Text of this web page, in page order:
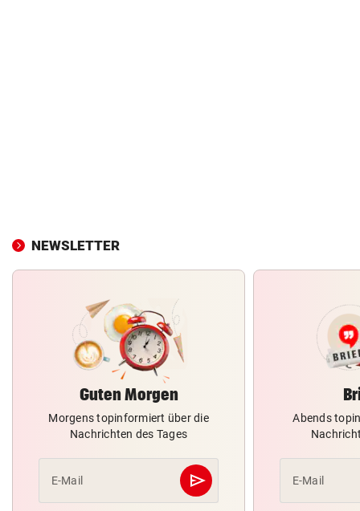
NEWSLETTER
Guten Morgen
Morgens topinformiert über die
Nachrichten des Tages
E-Mail send
Abschicken
Abends
E-Mail